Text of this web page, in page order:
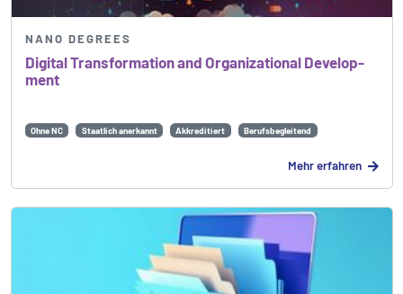
Digital Trans­formation and Organi­zational Develop­
ment
NANO DEGREES
Ohne NC Staatlich anerkannt Akkreditiert Berufsbegleitend
Mehr erfahren